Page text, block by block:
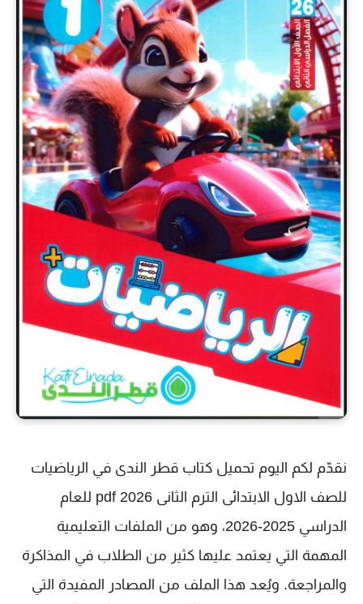
نقدّم لكم اليوم تحميل كتاب قطر الندى في الرياضيات
للصف الاول الابتدائى الترم الثانى 2026 pdf
للعام
الدراسي 2025-2026، وهو من الملفات التعليمية
المهمة التي يعتمد عليها كثير من الطلاب في المذاكرة
والمراجعة. ويُعد هذا الملف من المصادر المفيدة التي